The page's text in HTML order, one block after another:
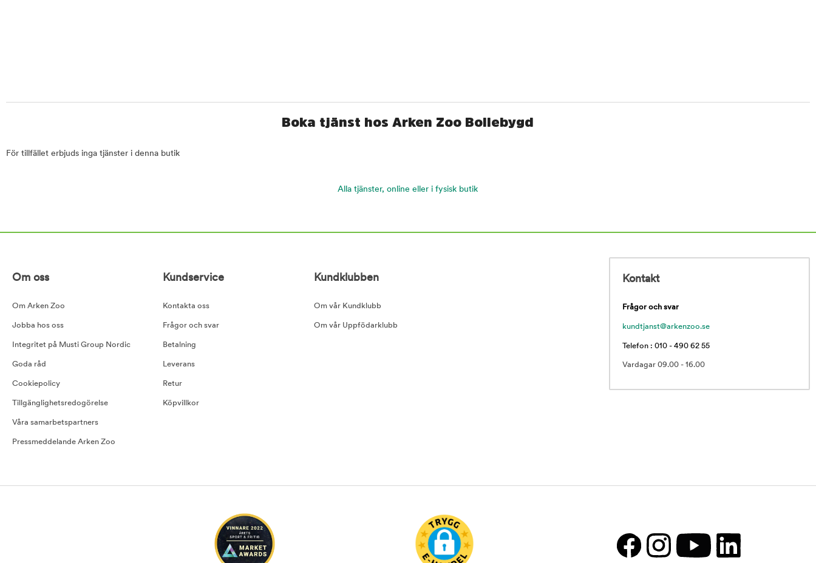
Boka tjänst hos Arken Zoo Bollebygd
För tillfället erbjuds inga tjänster i denna butik
Alla tjänster, online eller i fysisk butik
Om oss
Om Arken Zoo
Jobba hos oss
Integritet på Musti Group Nordic
Goda råd
Cookiepolicy
Tillgänglighetsredogörelse
Våra samarbetspartners
Pressmeddelande Arken Zoo
Kundservice
Kontakta oss
Frågor och svar
Betalning
Leverans
Retur
Köpvillkor
Kundklubben
Om vår Kundklubb
Om vår Uppfödarklubb
Kontakt
Frågor och svar
kundtjanst@arkenzoo.se
Telefon : 010 - 490 62 55
Vardagar 09.00 - 16.00